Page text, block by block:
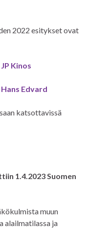
2022 esitykset ovat
Kinos
Edvard
katsottavissä
1.4.2023 Suomen
muun
alailmatilassa ja